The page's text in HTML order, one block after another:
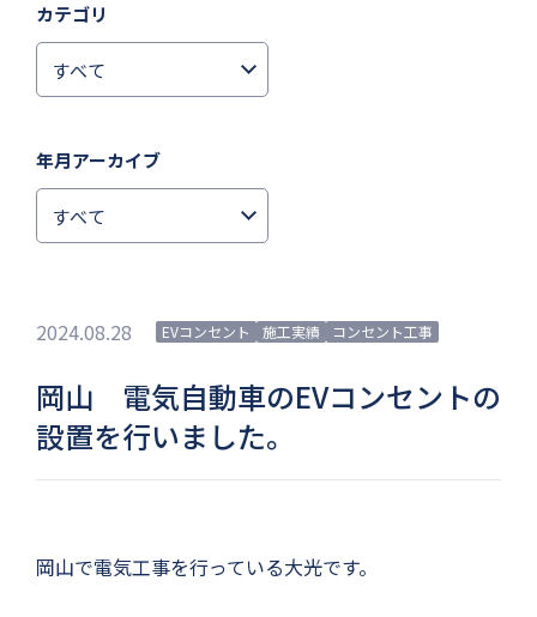
カテゴリ
年月アーカイブ
2024.08.28 EVコンセント 施工実績 コンセント工事
岡山 電気自動車のEVコンセントの
設置を行いました。
岡山で電気工事を行っている大光です。